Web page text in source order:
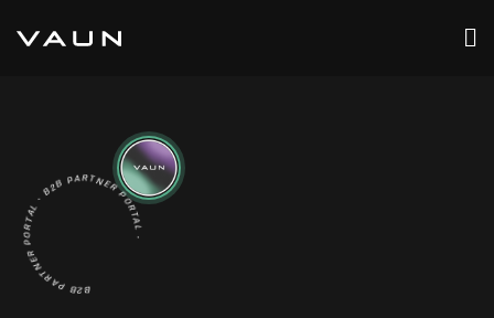
B2B PARTNER PORTAL • B2B PARTNER PORTAL •